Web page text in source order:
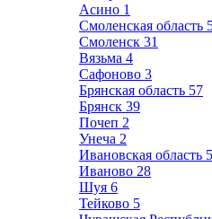
Асино 1
Смоленская область
Смоленск 31
Вязьма 4
Сафоново 3
Брянская область 57
Брянск 39
Почеп 2
Унеча 2
Ивановская область
Иваново 28
Шуя 6
Тейково 5